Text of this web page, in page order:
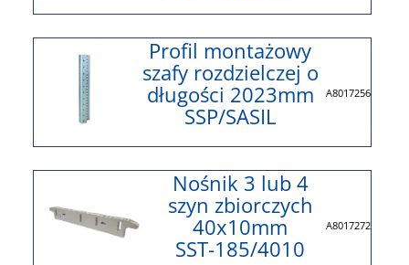
Profil montażowy
szafy rozdzielczej o
długości 2023mm
SSP/SASIL
A8017256
Nośnik 3 lub 4
szyn zbiorczych
40x10mm
SST-185/4010
A8017272